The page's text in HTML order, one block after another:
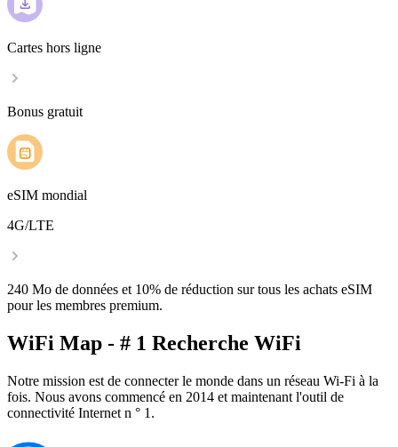
Cartes hors ligne
Bonus gratuit
eSIM mondial
4G/LTE
240 Mo de données et 10% de réduction sur tous les achats eSIM
pour les membres premium.
WiFi Map - # 1 Recherche WiFi
Notre mission est de connecter le monde dans un réseau Wi-Fi à la
fois. Nous avons commencé en 2014 et maintenant l'outil de
connectivité Internet n ° 1.